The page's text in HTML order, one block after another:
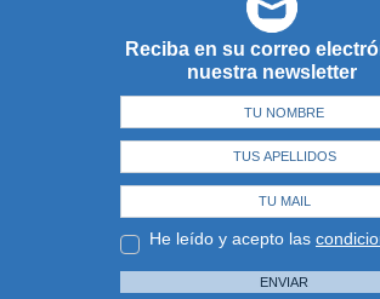
Reciba en su correo
nuestra newsletter
He leído y acepto las
ENVIAR